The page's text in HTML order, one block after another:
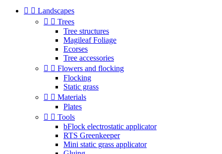
  Landscapes
  Trees
Tree structures
Magileaf Foliage
Ecorses
Tree accessories
  Flowers and flocking
Flocking
Static grass
  Materials
Plates
  Tools
bFlock electrostatic applicator
RTS Greenkeeper
Mini static grass applicator